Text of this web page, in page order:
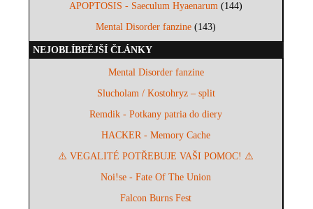
APOPTOSIS - Saeculum Hyaenarum (144)
Mental Disorder fanzine (143)
NEJOBLÍBEĚJŠÍ ČLÁNKY
Mental Disorder fanzine
Slucholam / Kostohryz – split
Remdik - Potkany patria do diery
HACKER - Memory Cache
⚠️ VEGALITÉ POTŘEBUJE VAŠI POMOC! ⚠️
Noi!se - Fate Of The Union
Falcon Burns Fest